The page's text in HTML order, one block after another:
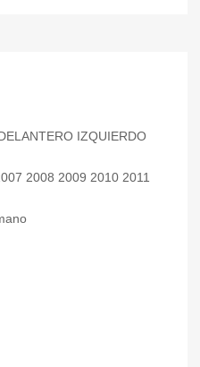
IZQUIERDO
2008 2009 2010 2011